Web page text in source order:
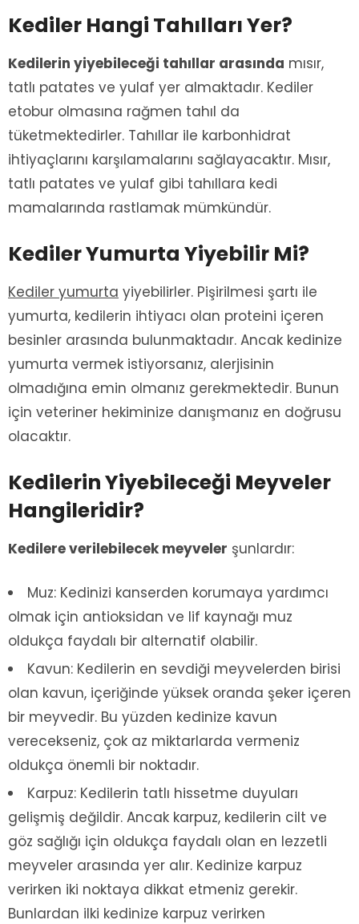
Kediler Hangi Tahılları Yer?
Kedilerin yiyebileceği tahıllar arasında mısır,
tatlı patates ve yulaf yer almaktadır. Kediler
etobur olmasına rağmen tahıl da
tüketmektedirler. Tahıllar ile karbonhidrat
ihtiyaçlarını karşılamalarını sağlayacaktır. Mısır,
tatlı patates ve yulaf gibi tahıllara kedi
mamalarında rastlamak mümkündür.
Kediler Yumurta Yiyebilir Mi?
Kediler yumurta yiyebilirler. Pişirilmesi şartı ile
yumurta, kedilerin ihtiyacı olan proteini içeren
besinler arasında bulunmaktadır. Ancak kedinize
yumurta vermek istiyorsanız, alerjisinin
olmadığına emin olmanız gerekmektedir. Bunun
için veteriner hekiminize danışmanız en doğrusu
olacaktır.
Kedilerin Yiyebileceği Meyveler
Hangileridir?
Kedilere verilebilecek meyveler şunlardır:
Muz: Kedinizi kanserden korumaya yardımcı
olmak için antioksidan ve lif kaynağı muz
oldukça faydalı bir alternatif olabilir.
Kavun: Kedilerin en sevdiği meyvelerden birisi
olan kavun, içeriğinde yüksek oranda şeker içeren
bir meyvedir. Bu yüzden kedinize kavun
verecekseniz, çok az miktarlarda vermeniz
oldukça önemli bir noktadır.
Karpuz: Kedilerin tatlı hissetme duyuları
gelişmiş değildir. Ancak karpuz, kedilerin cilt ve
göz sağlığı için oldukça faydalı olan en lezzetli
meyveler arasında yer alır. Kedinize karpuz
verirken iki noktaya dikkat etmeniz gerekir.
Bunlardan ilki kedinize karpuz verirken